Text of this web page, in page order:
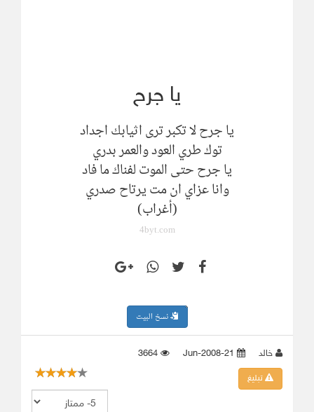
يا جرح
يا جرح لا تكبر ترى اثيابك اجداد
توك طري العود والعمر بدري
يا جرح حتى الموت لفناك ما فاد
وانا عزاي ان مت يرتاح صدري
(أغراب)
4byt.com
نسخ البيت
خالد
تبليغ